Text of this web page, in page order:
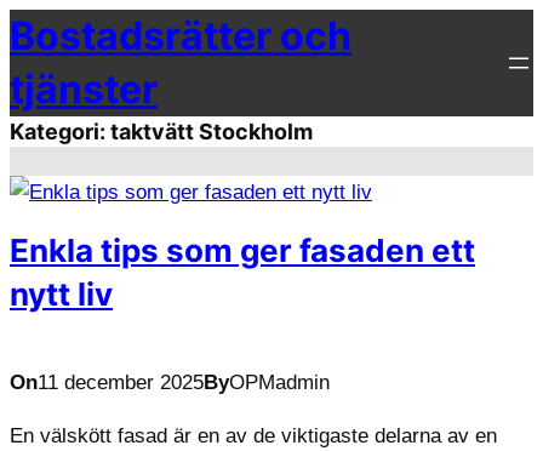
Hoppa
till
innehåll
Bostadsrätter och
tjänster
Kategori: taktvätt Stockholm
Enkla tips som ger fasaden ett
nytt liv
On11 december 2025ByOPMadmin
En välskött fasad är en av de viktigaste delarna av en